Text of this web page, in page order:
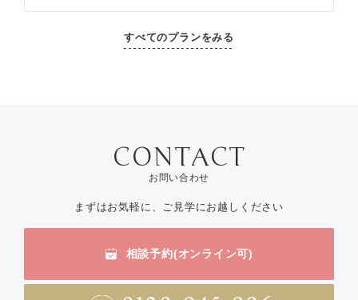
すべてのプランをみる
お問い合わせ
まずはお気軽に、ご見学にお越しください
相談予約(オンライン可)